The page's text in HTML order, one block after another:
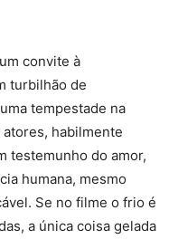
convite à
turbilhão de
tempestade na
habilmente
testemunho do amor,
humana, mesmo
Se no filme o frio é
a única coisa gelada